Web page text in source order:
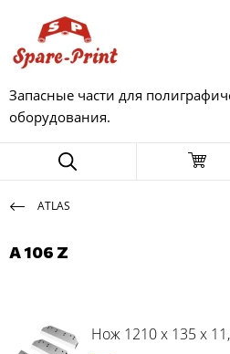
Запасные части для
оборудования.
ATLAS
A 106 Z
Нож 1210 x 135 x